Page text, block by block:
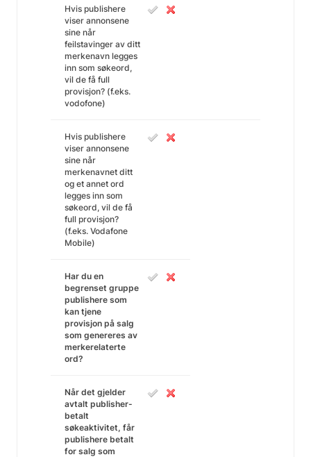
Hvis publishere
viser annonsene
sine når
feilstavinger av ditt
merkenavn legges
inn som søkeord,
vil de få full
provisjon? (f.eks.
vodofone)
Hvis publishere
viser annonsene
sine når
merkenavnet ditt
og et annet ord
legges inn som
søkeord, vil de få
full provisjon?
(f.eks. Vodafone
Mobile)
Har du en
begrenset gruppe
publishere som
kan tjene
provisjon på salg
som genereres av
merkerelaterte
ord?
Når det gjelder
avtalt publisher-
betalt
søkeaktivitet, får
publishere betalt
for salg som